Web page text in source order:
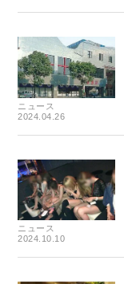
ニュース
2024.04.26
ニュース
2024.10.10